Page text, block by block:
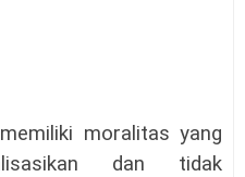
moralitas yang
dan tidak